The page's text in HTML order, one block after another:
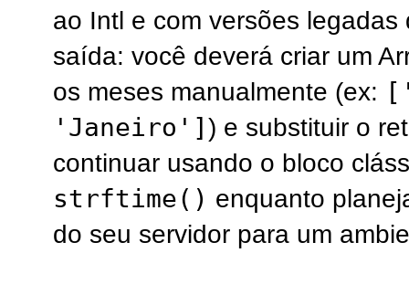
ao Intl e com versões legadas
saída: você deverá criar um
os meses manualmente (ex:
'Janeiro']) e substituir o
continuar usando o bloco
strftime() enquanto
do seu servidor para um